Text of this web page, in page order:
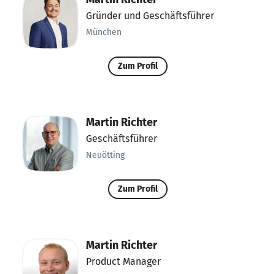
Gründer und Geschäftsführer
München
Zum Profil
Martin Richter
Geschäftsführer
Neuötting
Zum Profil
Martin Richter
Product Manager